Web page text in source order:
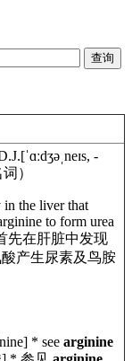
[ˈɑːdʒəˌneɪs, -
词）
the liver that
to form urea
先在肝脏中发现
产生尿素及鸟胺
* see arginine